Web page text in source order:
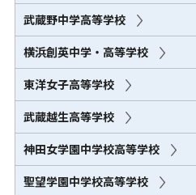
武蔵野中学高等学校
横浜創英中学・高等学校
東洋女子高等学校
武蔵越生高等学校
神田女学園中学校高等学校
聖望学園中学校高等学校